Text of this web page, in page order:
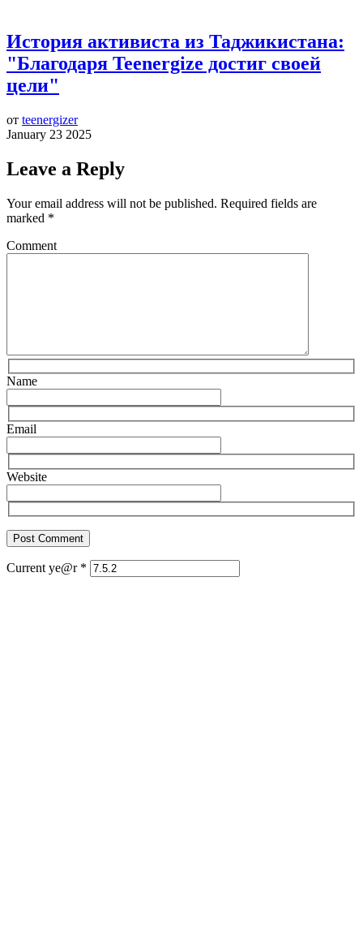
История активиста из Таджикистана:
"Благодаря Teenergize достиг своей
цели"
от teenergizer
January 23 2025
Leave a Reply
Your email address will not be published. Required fields are
marked *
Comment
Name
Email
Website
Current ye@r *